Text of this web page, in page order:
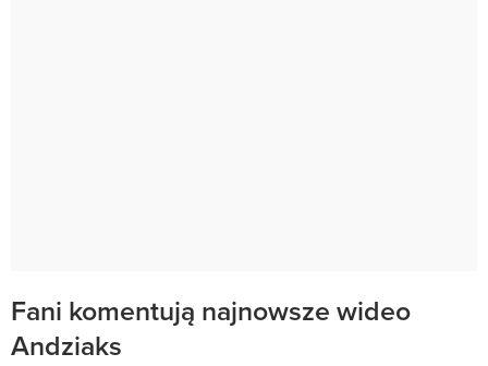
Fani komentują najnowsze wideo
Andziaks